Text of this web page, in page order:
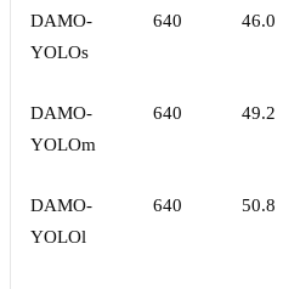
DAMO-
YOLOs
640 46.0
DAMO-
YOLOm
640 49.2
DAMO-
YOLOl
640 50.8